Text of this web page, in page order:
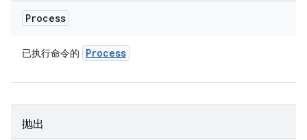
Process
已执行命令的 Process
抛出